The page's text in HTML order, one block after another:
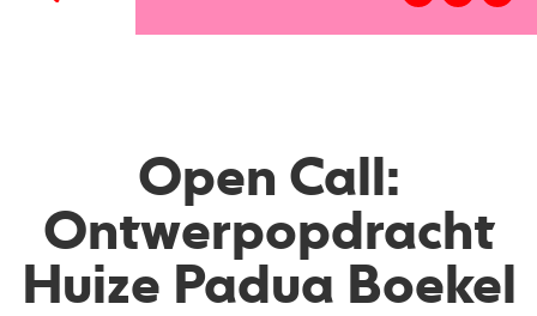
Open Call:
Ontwerpopdracht
Huize Padua Boekel